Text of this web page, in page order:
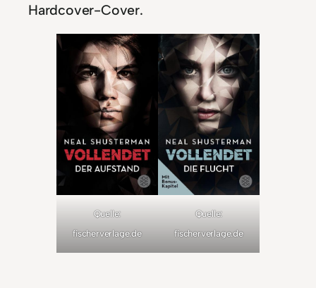
Hardcover-Cover.
Quelle:
fischerverlage.de
Quelle:
fischerverlage.de